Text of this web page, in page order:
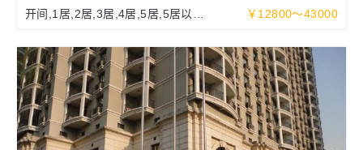
开间,1居,2居,3居,4居,5居,5居以上
￥12800～43000